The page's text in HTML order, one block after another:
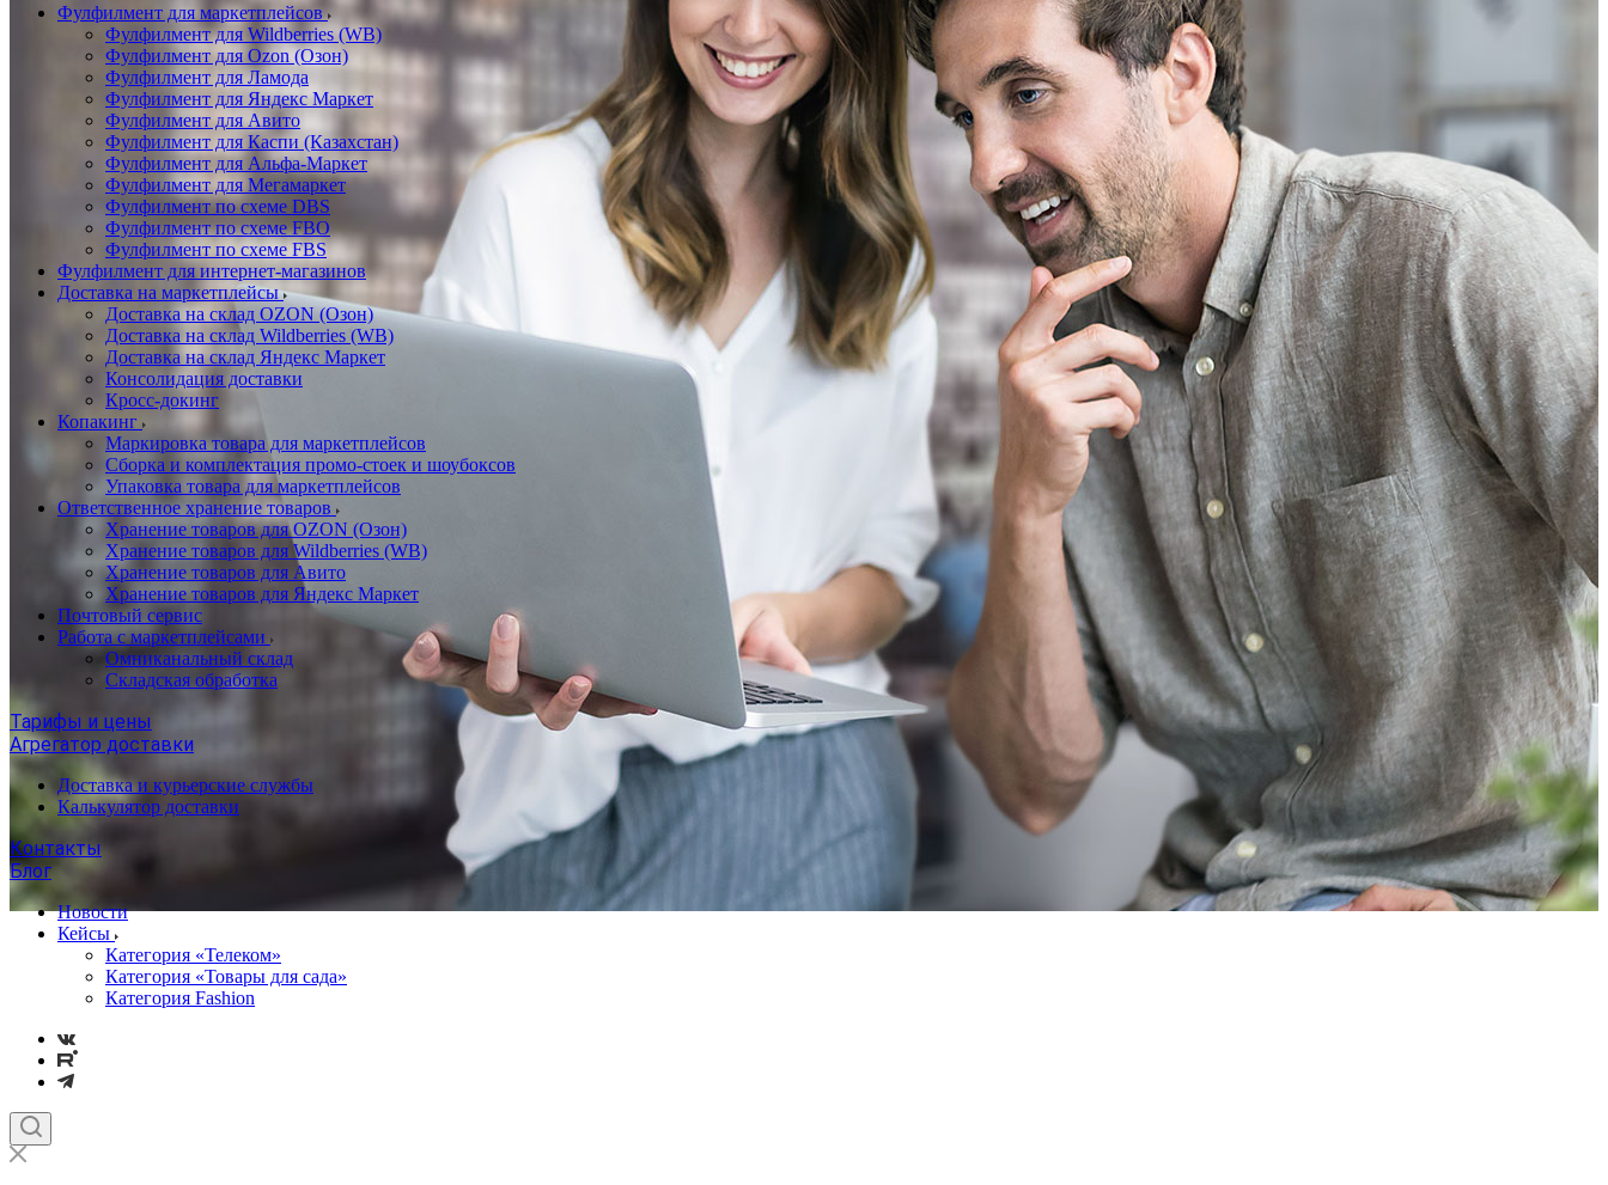
Фулфилмент для маркетплейсов
Фулфилмент для Wildberries (WB)
Фулфилмент для Ozon (Озон)
Фулфилмент для Ламода
Фулфилмент для Яндекс Маркет
Фулфилмент для Авито
Фулфилмент для Каспи (Казахстан)
Фулфилмент для Альфа-Маркет
Фулфилмент для Мегамаркет
Фулфилмент по схеме DBS
Фулфилмент по схеме FBO
Фулфилмент по схеме FBS
Фулфилмент для интернет-магазинов
Доставка на маркетплейсы
Доставка на склад OZON (Озон)
Доставка на склад Wildberries (WB)
Доставка на склад Яндекс Маркет
Консолидация доставки
Кросс-докинг
Копакинг
Маркировка товара для маркетплейсов
Сборка и комплектация промо-стоек и шоубоксов
Упаковка товара для маркетплейсов
Ответственное хранение товаров
Хранение товаров для OZON (Озон)
Хранение товаров для Wildberries (WB)
Хранение товаров для Авито
Хранение товаров для Яндекс Маркет
Почтовый сервис
Работа с маркетплейсами
Омниканальный склад
Складская обработка
Тарифы и цены
Агрегатор доставки
Доставка и курьерские службы
Калькулятор доставки
Контакты
Блог
Новости
Кейсы
Категория «Телеком»
Категория «Товары для сада»
Категория Fashion